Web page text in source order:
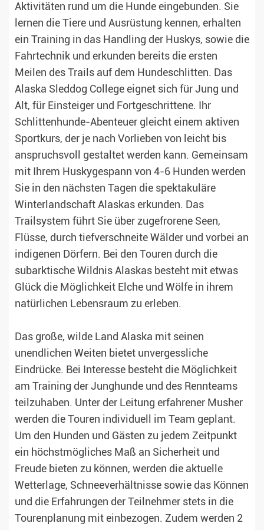
Aktivitäten rund um die Hunde eingebunden. Sie
lernen die Tiere und Ausrüstung kennen, erhalten
ein Training in das Handling der Huskys, sowie die
Fahrtechnik und erkunden bereits die ersten
Meilen des Trails auf dem Hundeschlitten. Das
Alaska Sleddog College eignet sich für Jung und
Alt, für Einsteiger und Fortgeschrittene. Ihr
Schlittenhunde-Abenteuer gleicht einem aktiven
Sportkurs, der je nach Vorlieben von leicht bis
anspruchsvoll gestaltet werden kann. Gemeinsam
mit Ihrem Huskygespann von 4-6 Hunden werden
Sie in den nächsten Tagen die spektakuläre
Winterlandschaft Alaskas erkunden. Das
Trailsystem führt Sie über zugefrorene Seen,
Flüsse, durch tiefverschneite Wälder und vorbei an
indigenen Dörfern. Bei den Touren durch die
subarktische Wildnis Alaskas besteht mit etwas
Glück die Möglichkeit Elche und Wölfe in ihrem
natürlichen Lebensraum zu erleben.
Das große, wilde Land Alaska mit seinen
unendlichen Weiten bietet unvergessliche
Eindrücke. Bei Interesse besteht die Möglichkeit
am Training der Junghunde und des Rennteams
teilzuhaben. Unter der Leitung erfahrener Musher
werden die Touren individuell im Team geplant.
Um den Hunden und Gästen zu jedem Zeitpunkt
ein höchstmögliches Maß an Sicherheit und
Freude bieten zu können, werden die aktuelle
Wetterlage, Schneeverhältnisse sowie das Können
und die Erfahrungen der Teilnehmer stets in die
Tourenplanung mit einbezogen. Zudem werden 2